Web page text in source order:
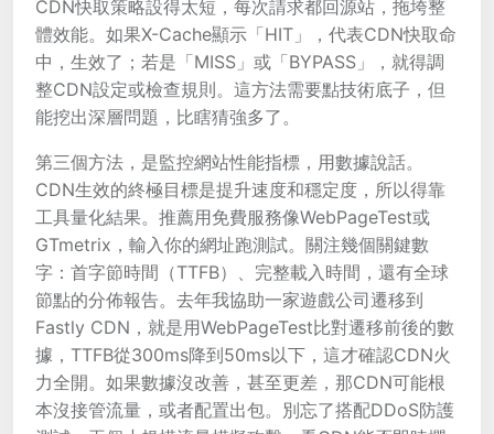
CDN快取策略設得太短，每次請求都回源站，拖垮整
體效能。如果X-Cache顯示「HIT」，代表CDN快取命
中，生效了；若是「MISS」或「BYPASS」，就得調
整CDN設定或檢查規則。這方法需要點技術底子，但
能挖出深層問題，比瞎猜強多了。
第三個方法，是監控網站性能指標，用數據說話。
CDN生效的終極目標是提升速度和穩定度，所以得靠
工具量化結果。推薦用免費服務像WebPageTest或
GTmetrix，輸入你的網址跑測試。關注幾個關鍵數
字：首字節時間（TTFB）、完整載入時間，還有全球
節點的分佈報告。去年我協助一家遊戲公司遷移到
Fastly CDN，就是用WebPageTest比對遷移前後的數
據，TTFB從300ms降到50ms以下，這才確認CDN火
力全開。如果數據沒改善，甚至更差，那CDN可能根
本沒接管流量，或者配置出包。別忘了搭配DDoS防護